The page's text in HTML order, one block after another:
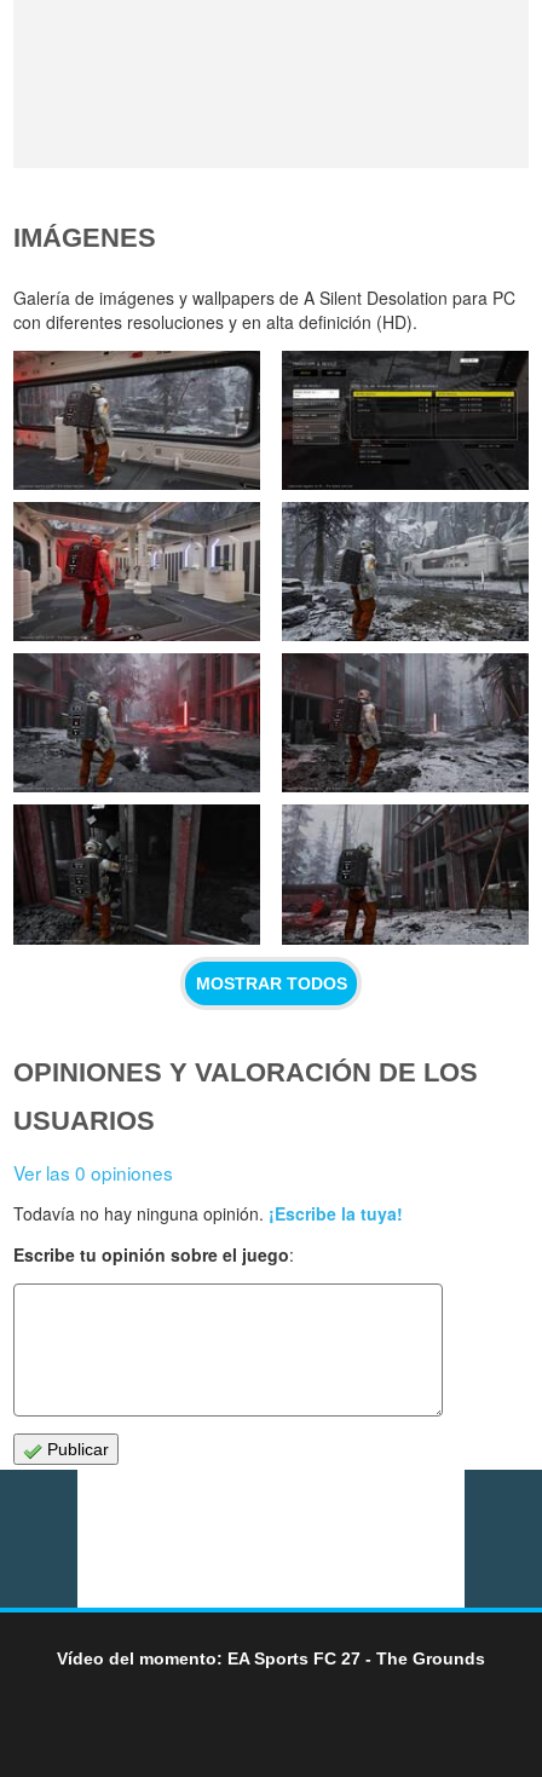
IMÁGENES
Galería de imágenes y wallpapers de A Silent Desolation para PC
con diferentes resoluciones y en alta definición (HD).
MOSTRAR TODOS
OPINIONES Y VALORACIÓN DE LOS
USUARIOS
Ver las 0 opiniones
Todavía no hay ninguna opinión. ¡Escribe la tuya!
Escribe tu opinión sobre el juego:
Publicar
Vídeo del momento: EA Sports FC 27 - The Grounds